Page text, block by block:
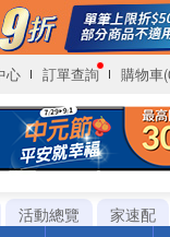
心 訂單查詢 購物車
活動總覽 家速配